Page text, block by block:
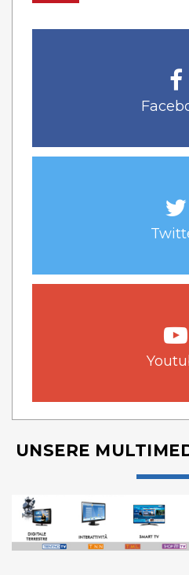
UNSERE